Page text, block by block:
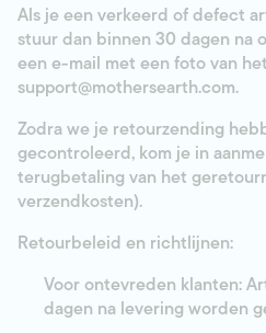
Als je een verkeerd of defect
stuur dan binnen30 dagen na
een e-mail met een foto van
support@mothersearth.com.
Zodra we je retourzending
gecontroleerd, kom je in
terugbetalingvan het
verzendkosten).
Retourbeleid en richtlijnen:
Voor ontevreden klanten:
dagen na levering worden